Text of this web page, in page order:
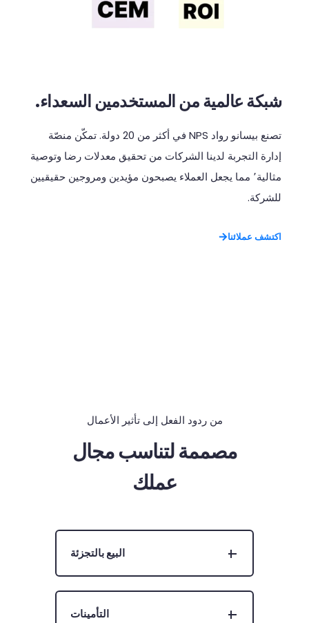
شبكة عالمية من المستخدمين السعداء.
تصنع بيسانو رواد في أكثر من دولة.تمكّن منصّة
إدارة التجربة لدينا الشركات من تحقيق معدلات رضا وتوصية
مثالية٬ مما يجعل العملاء يصبحون مؤيدين ومروجين حقيقيين
للشركة.
اكتشف عملائنا
من ردود الفعل إلى تأثير الأعمال
مصممة لتناسب مجال
عملك
البيع بالتجزئة
التأمينات